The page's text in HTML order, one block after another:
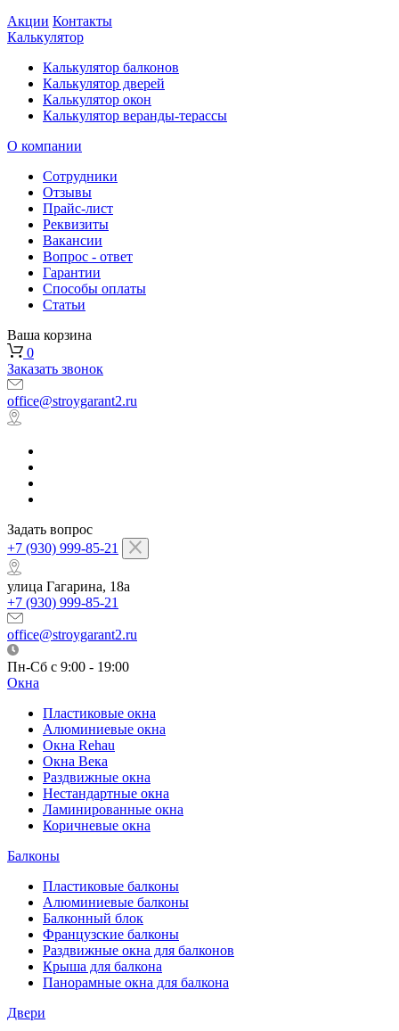
Акции Контакты
Калькулятор
Калькулятор балконов
Калькулятор дверей
Калькулятор окон
Калькулятор веранды-терассы
О компании
Сотрудники
Отзывы
Прайс-лист
Реквизиты
Вакансии
Вопрос - ответ
Гарантии
Способы оплаты
Статьи
Ваша корзина
0
Заказать звонок
office@stroygarant2.ru
Задать вопрос
+7 (930) 999-85-21
улица Гагарина, 18а
+7 (930) 999-85-21
office@stroygarant2.ru
Пн-Сб с 9:00 - 19:00
Окна
Пластиковые окна
Алюминиевые окна
Окна Rehau
Окна Века
Раздвижные окна
Нестандартные окна
Ламинированные окна
Коричневые окна
Балконы
Пластиковые балконы
Алюминиевые балконы
Балконный блок
Французские балконы
Раздвижные окна для балконов
Крыша для балкона
Панорамные окна для балкона
Двери